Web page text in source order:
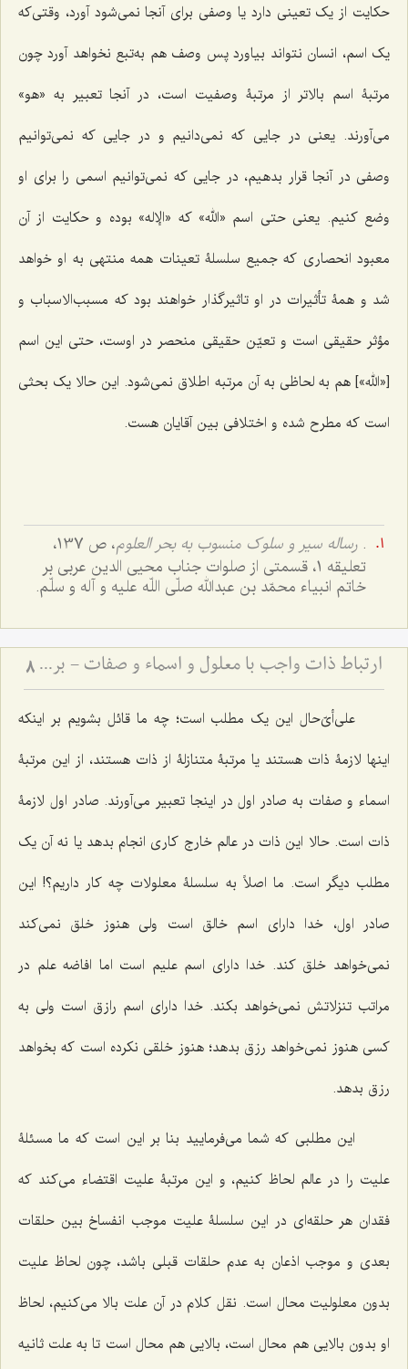
حکایت از یک تعینى دارد یا وصفى براى آنجا نمى‌شود آورد، وقتى‌که
یک اسم، انسان نتواند بیاورد پس وصف هم به‌تبع نخواهد آورد چون
مرتبۀ اسم بالاتر از مرتبۀ وصفیت است، در آنجا تعبیر به «هو»
مى‌آورند. یعنى در جایى که نمى‌دانیم و در جایى که نمى‌توانیم
وصفى در آنجا قرار بدهیم، در جایى که نمى‌توانیم اسمى را براى او
وضع کنیم. یعنى حتى اسم «الله» که «الإله» بوده و حکایت از آن
معبود انحصارى که جمیع سلسلۀ تعینات همه منتهى به او خواهد
شد و همۀ تأثیرات در او تاثیرگذار خواهند بود که مسبب‌الاسباب و
مؤثر حقیقى است و تعیّن حقیقى منحصر در اوست، حتى این اسم
[«الله»] هم به لحاظى به آن مرتبه اطلاق نمى‌شود. این حالا یک بحثى
است که مطرح شده و اختلافى بین آقایان هست.
. رساله سیر و سلوک منسوب به بحر العلوم
، ص 137،
تعلیقه 1، قسمتی از صلوات جناب محیى الدین عربى بر
خاتم انبیاء محمّد بن عبدالله صلّى اللّه علیه و آله و سلّم.
ارتباط ذات واجب با معلول و اسماء و صفات - بررسی پیوند علت، معلول و فیض الهی 8
علی‌أیّ‌حال این یک مطلب است؛ چه ما قائل بشویم بر اینکه
اینها لازمۀ ذات هستند یا مرتبۀ متنازلۀ از ذات هستند، از این مرتبۀ
اسماء و صفات به صادر اول در اینجا تعبیر مى‌آورند. صادر اول لازمۀ
ذات است. حالا این ذات در عالم خارج کارى انجام بدهد یا نه آن یک
مطلب دیگر است. ما اصلاً به سلسلۀ معلولات چه کار داریم؟! این
صادر اول، خدا داراى اسم خالق است ولى هنوز خلق نمى‌کند
نمى‌خواهد خلق کند. خدا داراى اسم علیم است اما افاضه علم در
مراتب تنزلاتش نمى‌خواهد بکند. خدا داراى اسم رازق است ولى به
کسى هنوز نمى‌خواهد رزق بدهد؛ هنوز خلقى نکرده است که بخواهد
رزق بدهد.
این مطلبى که شما مى‌فرمایید بنا بر این است که ما مسئلۀ
علیت را در عالم لحاظ کنیم، و این مرتبۀ علیت اقتضاء مى‌کند که
فقدان هر حلقه‌اى در این سلسلۀ علیت موجب انفساخ بین حلقات
بعدى و موجب اذعان به عدم حلقات قبلى باشد، چون لحاظ علیت
بدون معلولیت محال است. نقل کلام در آن علت بالا مى‌کنیم، لحاظ
او بدون بالایى هم محال است، بالایى هم محال است تا به علت ثانیه